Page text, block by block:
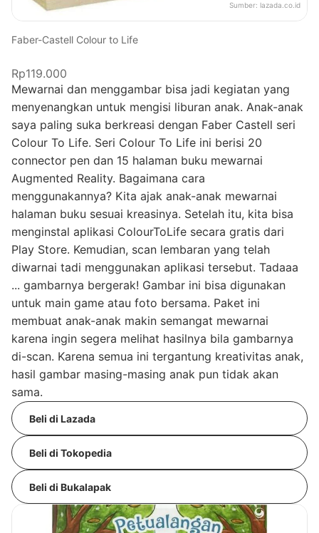
Sumber: lazada.co.id
Faber-Castell Colour to Life
Rp119.000
Mewarnai dan menggambar bisa jadi kegiatan yang
menyenangkan untuk mengisi liburan anak. Anak-anak
saya paling suka berkreasi dengan Faber Castell seri
Colour To Life. Seri Colour To Life ini berisi 20
connector pen dan 15 halaman buku mewarnai
Augmented Reality. Bagaimana cara
menggunakannya? Kita ajak anak-anak mewarnai
halaman buku sesuai kreasinya. Setelah itu, kita bisa
menginstal aplikasi ColourToLife secara gratis dari
Play Store. Kemudian, scan lembaran yang telah
diwarnai tadi menggunakan aplikasi tersebut. Tadaaa
... gambarnya bergerak! Gambar ini bisa digunakan
untuk main game atau foto bersama. Paket ini
membuat anak-anak makin semangat mewarnai
karena ingin segera melihat hasilnya bila gambarnya
di-scan. Karena semua ini tergantung kreativitas anak,
hasil gambar masing-masing anak pun tidak akan
sama.
Beli di Lazada
Beli di Tokopedia
Beli di Bukalapak